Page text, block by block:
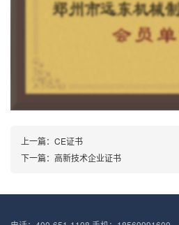
上一篇：CE证书
下一篇：高新技术企业证书